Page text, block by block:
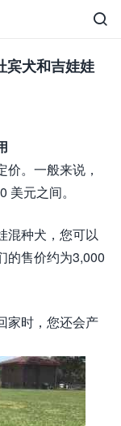
宾犬和吉娃娃
。一般来说，
元之间。
混种犬，您可以
的售价约为3,000
家时，您还会产